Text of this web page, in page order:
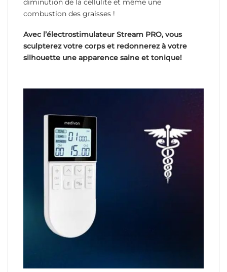
diminution de la cellulite et même une
combustion des graisses !
Avec l’électrostimulateur Stream PRO, vous
sculpterez votre corps et redonnerez à votre
silhouette une apparence saine et tonique!